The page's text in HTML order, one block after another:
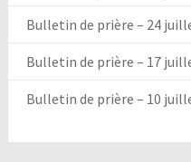
Bulletin de prière – 24
Bulletin de prière – 17
Bulletin de prière – 10